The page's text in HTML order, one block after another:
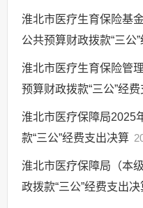
淮北市医疗生育保险基
公共预算财政拨款“三公
淮北市医疗生育保险管
预算财政拨款“三公”经
淮北市医疗保障局2025
款“三公”经费支出决算
淮北市医疗保障局（本
政拨款“三公”经费支出决